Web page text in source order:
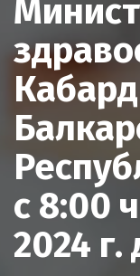
с 8:00
2024 г.